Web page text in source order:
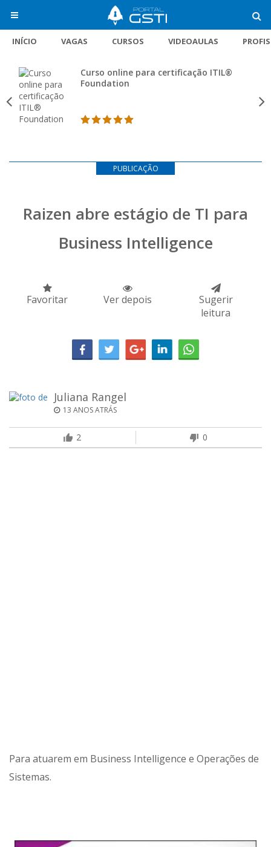
INÍCIO VAGAS CURSOS VIDEOAULAS
Curso online para certificação ITIL®
Foundation
PUBLICAÇÃO
Raizen abre estágio de TI para
Business Intelligence
Favoritar Ver depois
Sugerir
leitura
Juliana Rangel
13 ANOS ATRÁS
2 0
Para atuarem em Business Intelligence e Operações de
Sistemas.